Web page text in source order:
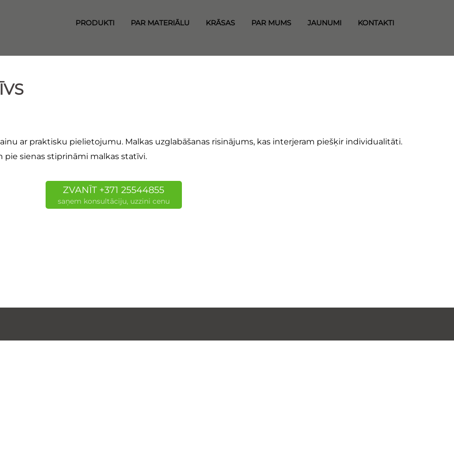
PRODUKTI PAR MATERIĀLU KRĀSAS PAR MUMS JAUNUMI KONTAKTI
ar praktisku pielietojumu. Malkas uzglabāšanas risinājums, kas interjeram piešķir individualitāti.
pie sienas stiprināmi malkas statīvi.
ZVANĪT +371 25544855
saņem konsultāciju, uzzini cenu